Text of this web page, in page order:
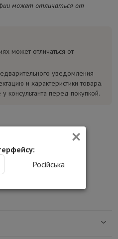
может отличаться от
может отличаться от
уведомления
и характеристики товара.
консультанта перед покупкой.
×
Російська